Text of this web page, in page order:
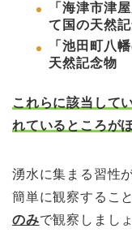
「海津市津
て国の天然
「池田町八
天然記念物
これらに該当して
れているところが
湧水に集まる習性
簡単に観察するこ
のみで観察しまし